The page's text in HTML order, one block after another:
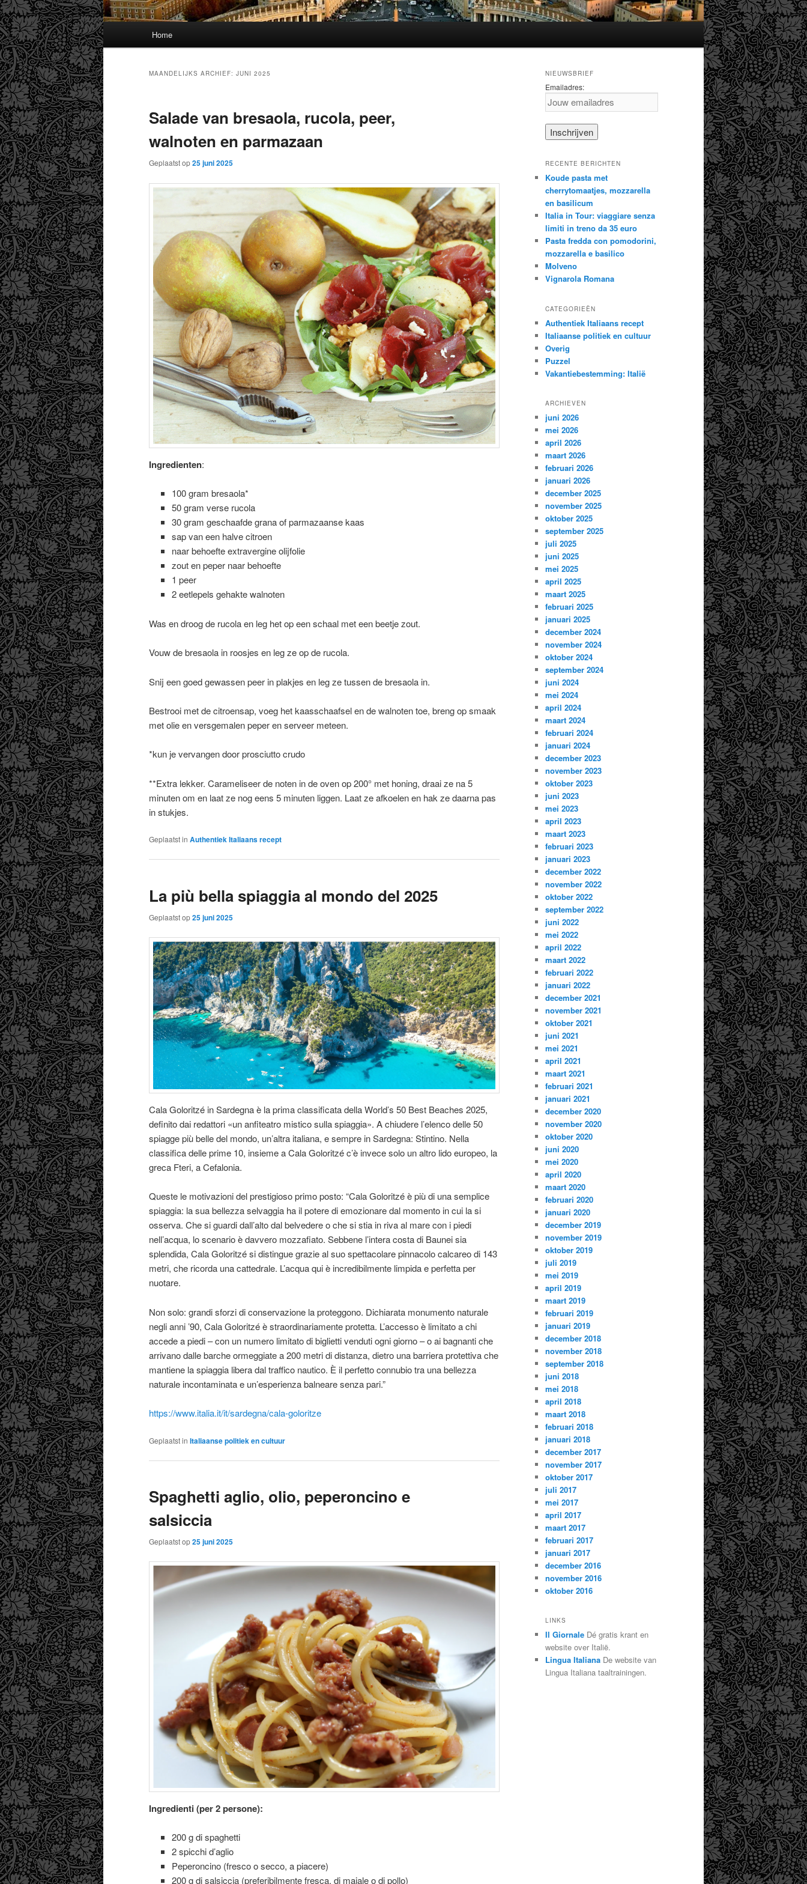
Home
MAANDELIJKS ARCHIEF: JUNI 2025
Salade van bresaola, rucola, peer,
walnoten en parmazaan
Geplaatst op25 juni 2025
Ingredienten:
100 gram bresaola*
50 gram verse rucola
30 gram geschaafde grana of parmazaanse kaas
sap van een halve citroen
naar behoefte extravergine olijfolie
zout en peper naar behoefte
1 peer
2 eetlepels gehakte walnoten
Was en droog de rucola en leg het op een schaal met een beetje zout.
Vouw de bresaola in roosjes en leg ze op de rucola.
Snij een goed gewassen peer in plakjes en leg ze tussen de bresaola in.
Bestrooi met de citroensap, voeg het kaasschaafsel en de walnoten toe, breng op smaak
met olie en versgemalen peper en serveer meteen.
*kun je vervangen door prosciutto crudo
**Extra lekker. Carameliseer de noten in de oven op 200° met honing, draai ze na 5
minuten om en laat ze nog eens 5 minuten liggen. Laat ze afkoelen en hak ze daarna pas
in stukjes.
Geplaatst in Authentiek Italiaans recept
La più bella spiaggia al mondo del 2025
Geplaatst op25 juni 2025
Cala Goloritzé in Sardegna è la prima classificata della World’s 50 Best Beaches 2025,
definito dai redattori «un anfiteatro mistico sulla spiaggia». A chiudere l’elenco delle 50
spiagge più belle del mondo, un’altra italiana, e sempre in Sardegna: Stintino. Nella
classifica delle prime 10, insieme a Cala Goloritzé c’è invece solo un altro lido europeo, la
greca Fteri, a Cefalonia.
Queste le motivazioni del prestigioso primo posto: “Cala Goloritzé è più di una semplice
spiaggia: la sua bellezza selvaggia ha il potere di emozionare dal momento in cui la si
osserva. Che si guardi dall’alto dal belvedere o che si stia in riva al mare con i piedi
nell’acqua, lo scenario è davvero mozzafiato. Sebbene l’intera costa di Baunei sia
splendida, Cala Goloritzé si distingue grazie al suo spettacolare pinnacolo calcareo di 143
metri, che ricorda una cattedrale. L’acqua qui è incredibilmente limpida e perfetta per
nuotare.
Non solo: grandi sforzi di conservazione la proteggono. Dichiarata monumento naturale
negli anni ’90, Cala Goloritzé è straordinariamente protetta. L’accesso è limitato a chi
accede a piedi – con un numero limitato di biglietti venduti ogni giorno – o ai bagnanti che
arrivano dalle barche ormeggiate a 200 metri di distanza, dietro una barriera protettiva che
mantiene la spiaggia libera dal traffico nautico. È il perfetto connubio tra una bellezza
naturale incontaminata e un’esperienza balneare senza pari.”
https://www.italia.it/it/sardegna/cala-goloritze
Geplaatst in Italiaanse politiek en cultuur
Spaghetti aglio, olio, peperoncino e
salsiccia
Geplaatst op25 juni 2025
Ingredienti (per 2 persone):
200 g di spaghetti
2 spicchi d’aglio
Peperoncino (fresco o secco, a piacere)
200 g di salsiccia (preferibilmente fresca, di maiale o di pollo)
NIEUWSBRIEF
Emailadres:
RECENTE BERICHTEN
Koude pasta met
cherrytomaatjes, mozzarella
en basilicum
Italia in Tour: viaggiare senza
limiti in treno da 35 euro
Pasta fredda con pomodorini,
mozzarella e basilico
Molveno
Vignarola Romana
CATEGORIEËN
Authentiek Italiaans recept
Italiaanse politiek en cultuur
Overig
Puzzel
Vakantiebestemming: Italië
ARCHIEVEN
juni 2026
mei 2026
april 2026
maart 2026
februari 2026
januari 2026
december 2025
november 2025
oktober 2025
september 2025
juli 2025
juni 2025
mei 2025
april 2025
maart 2025
februari 2025
januari 2025
december 2024
november 2024
oktober 2024
september 2024
juni 2024
mei 2024
april 2024
maart 2024
februari 2024
januari 2024
december 2023
november 2023
oktober 2023
juni 2023
mei 2023
april 2023
maart 2023
februari 2023
januari 2023
december 2022
november 2022
oktober 2022
september 2022
juni 2022
mei 2022
april 2022
maart 2022
februari 2022
januari 2022
december 2021
november 2021
oktober 2021
juni 2021
mei 2021
april 2021
maart 2021
februari 2021
januari 2021
december 2020
november 2020
oktober 2020
juni 2020
mei 2020
april 2020
maart 2020
februari 2020
januari 2020
december 2019
november 2019
oktober 2019
juli 2019
mei 2019
april 2019
maart 2019
februari 2019
januari 2019
december 2018
november 2018
september 2018
juni 2018
mei 2018
april 2018
maart 2018
februari 2018
januari 2018
december 2017
november 2017
oktober 2017
juli 2017
mei 2017
april 2017
maart 2017
februari 2017
januari 2017
december 2016
november 2016
oktober 2016
LINKS
Il Giornale Dé gratis krant en
website over Italië.
Lingua Italiana De website van
Lingua Italiana taaltrainingen.